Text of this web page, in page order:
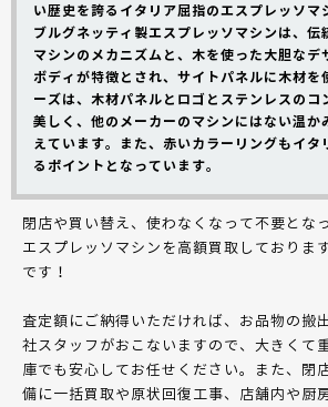
い歴史を誇るイタリア屈指のエスプレッソマ
ブルグネッティ製エスプレッソマシンは、伝
マシンのメカニズムと、木を使った大胆なデ
ボディが特徴とされ、サイトパネルに木材
ーズは、木材パネルとロゴとステンレスのコ
美しく、他のメーカーのマシンにはない温か
えています。また、赤いカラーリングもイタ
るポイントとなっています。
閉店や買い替え、使わなくなって不要とな
エスプレッソマシンを高額買取しておりま
です！
査定額にご納得いただければ、お品物の搬
社スタッフがおこないますので、大きくて
庫でも安心してお任せください。また、閉
備に一括買取や原状回復工事、店舗内や厨